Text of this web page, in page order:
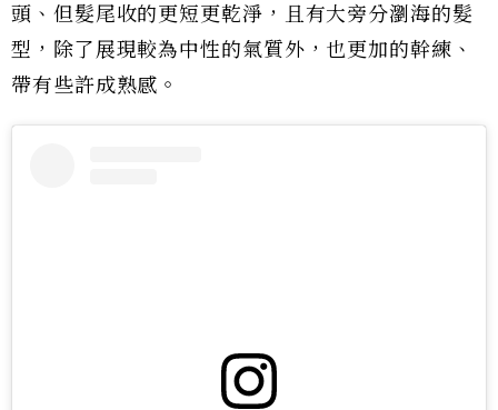
頭、但髮尾收的更短更乾淨，且有大旁分瀏海的髮
型，除了展現較為中性的氣質外，也更加的幹練、
帶有些許成熟感。